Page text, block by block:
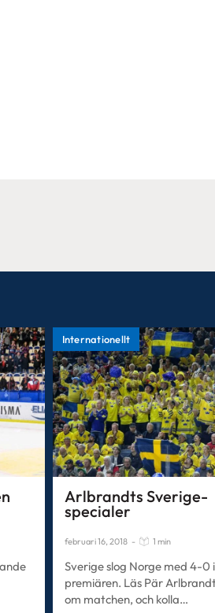
Internationellt
Arlbrandts Sverige-
specialer
februari 16, 2018 - 1 min
Sverige slog Norge med 4-0 i
premiären. Läs Pär
om matchen, och kolla…